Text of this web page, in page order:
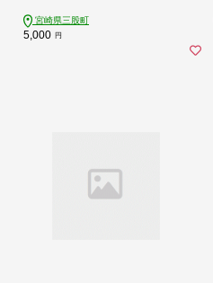
宮崎県三股町
5,000 円